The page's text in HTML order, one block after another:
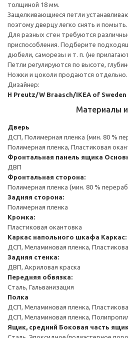
толщиной 18 мм.
Защелкивающиеся петли
поэтому дверцу легко снять и помыть.
Для разных стен требуются
приспособления. Подберите
дюбели, саморезы и т. п. (не
Петли регулируются по высоте,
Ножки и цоколи продаются отдельно.
Дизайнер:
H Preutz/W Braasch/IKEA of Sweden
Материалы
Дверь
ДСП, Полимерная пленка (мин. 80 %
Полимерная пленка, Пластиковая
Фронтальная панель ящика
ДВП
Фронтальная сторона:
Полимерная пленка (мин. 80 %
Задняя сторона:
Полимерная пленка
Кромка:
Пластиковая окантовка
Каркас напольного шкафа Каркас:
ДСП, Меламиновая пленка,
Задняя стенка:
ДВП, Акриловая краска
Передняя обвязка:
Сталь, Гальванизация
Полка
ДСП, Меламиновая пленка,
ДСП, Меламиновая пленка,
Ящик, средний Боковая часть